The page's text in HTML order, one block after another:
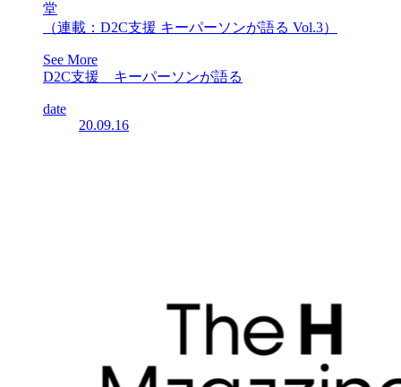
堂
（連載：D2C支援 キーパーソンが語る Vol.3）
See More
D2C支援 キーパーソンが語る
date
20.09.16